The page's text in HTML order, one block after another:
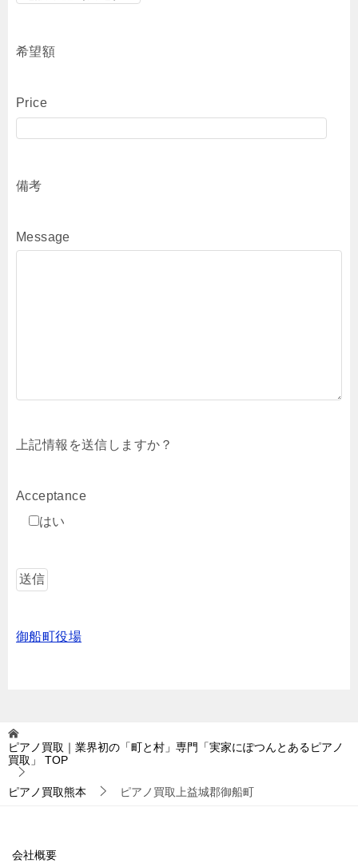
希望額
Price
備考
Message
上記情報を送信しますか？
Acceptance
はい
御船町役場
ピアノ買取｜業界初の「町と村」専門「実家にぽつんとあるピアノ
買取」
TOP
ピアノ買取熊本 ピアノ買取上益城郡御船町
会社概要